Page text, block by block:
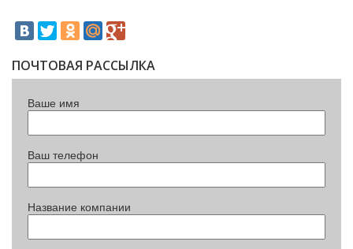
ПОЧТОВАЯ РАССЫЛКА
Ваше имя
Ваш телефон
Название компании